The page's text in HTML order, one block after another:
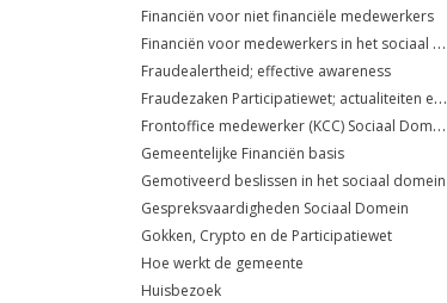
Financiën voor niet financiële medewerkers
Financiën voor medewerkers in het sociaal domein
Fraudealertheid; effective awareness
Fraudezaken Participatiewet; actualiteiten en jurisprudentie
Frontoffice medewerker (KCC) Sociaal Domein
Gemeentelijke Financiën basis
Gemotiveerd beslissen in het sociaal domein
Gespreksvaardigheden Sociaal Domein
Gokken, Crypto en de Participatiewet
Hoe werkt de gemeente
Huisbezoek